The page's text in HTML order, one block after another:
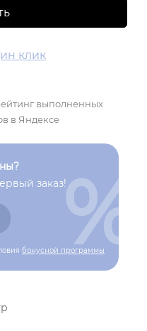
клик
выполненных
в Яндексе
заказ!
бонусной программы
%